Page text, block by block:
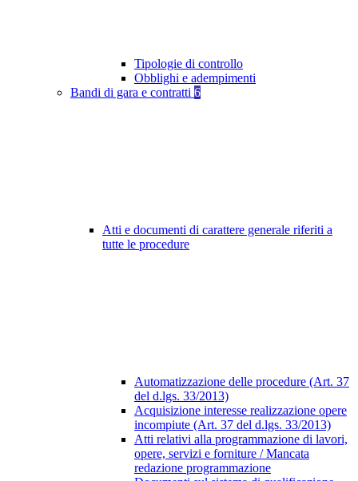
Tipologie di controllo
Obblighi e adempimenti
Bandi di gara e contratti 6
Atti e documenti di carattere generale riferiti a
tutte le procedure
Automatizzazione delle procedure (Art. 37
del d.lgs. 33/2013)
Acquisizione interesse realizzazione opere
incompiute (Art. 37 del d.lgs. 33/2013)
Atti relativi alla programmazione di lavori,
opere, servizi e forniture / Mancata
redazione programmazione